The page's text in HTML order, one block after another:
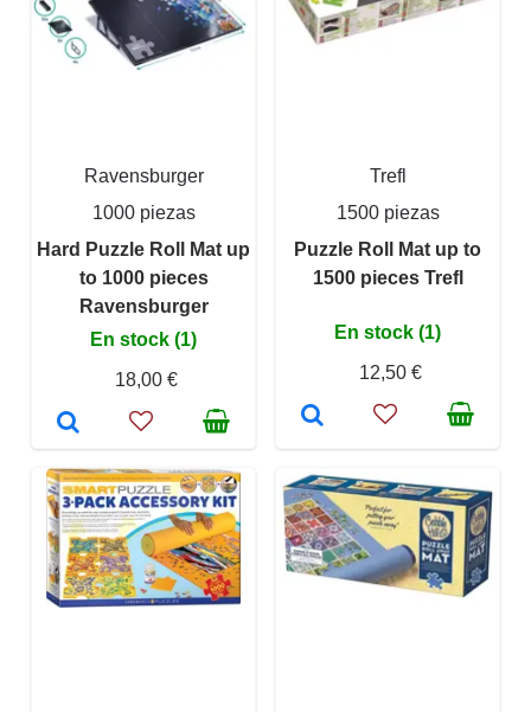
Ravensburger
1000 piezas
Hard Puzzle Roll Mat up
to 1000 pieces
Ravensburger
En stock (1)
18,00 €
Trefl
1500 piezas
Puzzle Roll Mat up to
1500 pieces Trefl
En stock (1)
12,50 €